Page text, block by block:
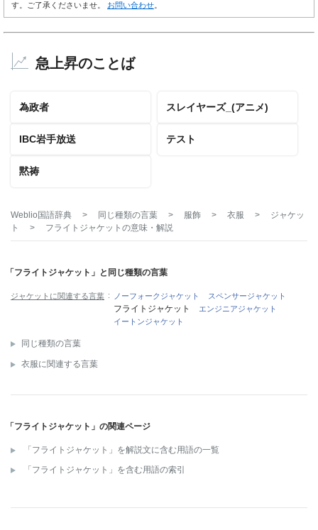
す。ご了承くださいませ。 お問い合わせ
急上昇のことば
為政者 スレイヤーズ_(アニメ)
IBC岩手放送 テスト
黙祷
Weblio国語辞典 > 同じ種類の言葉 > 服飾 > 衣服 >
ジャケッ
ト
> フライトジャケット の意味・解説
「フライトジャケット」と同じ種類の言葉
ジャケットに関連する言葉 ノーフォークジャケット スペンサージャケット
フライトジャケット
エンジニアジャケット
イートンジャケット
同じ種類の言葉
衣服に関連する言葉
「フライトジャケット」の関連ページ
「フライトジャケット」を解説文に含む用語の一覧
「フライトジャケット」を含む用語の索引